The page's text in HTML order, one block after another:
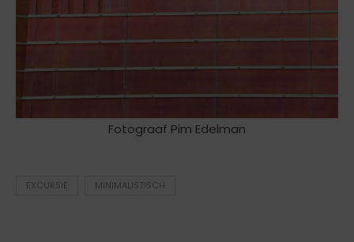
Fotograaf Pim Edelman
EXCURSIE MINIMALISTISCH